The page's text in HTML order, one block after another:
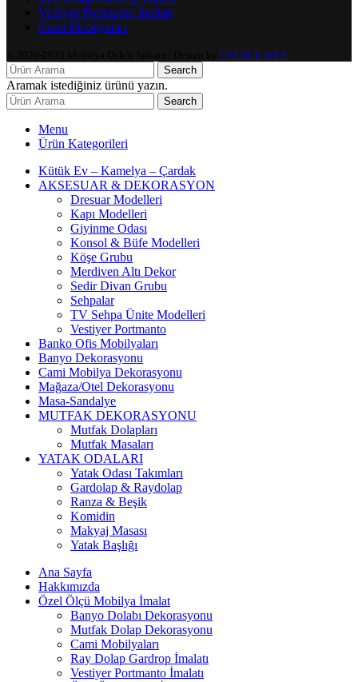
Vestiyer Portmanto İmalatı
Cami Mobilyaları
ÜNLÜER WEB
Search
Aramak istediğiniz ürünü yazın.
Search
Menu
Ürün Kategorileri
Kütük Ev – Kamelya – Çardak
AKSESUAR & DEKORASYON
Dresuar Modelleri
Kapı Modelleri
Giyinme Odası
Konsol & Büfe Modelleri
Köşe Grubu
Merdiven Altı Dekor
Sedir Divan Grubu
Sehpalar
TV Sehpa Ünite Modelleri
Vestiyer Portmanto
Banko Ofis Mobilyaları
Banyo Dekorasyonu
Cami Mobilya Dekorasyonu
Mağaza/Otel Dekorasyonu
Masa-Sandalye
MUTFAK DEKORASYONU
Mutfak Dolapları
Mutfak Masaları
YATAK ODALARI
Yatak Odası Takımları
Gardolap & Raydolap
Ranza & Beşik
Komidin
Makyaj Masası
Yatak Başlığı
Ana Sayfa
Hakkımızda
Özel Ölçü Mobilya İmalat
Banyo Dolabı Dekorasyonu
Mutfak Dolap Dekorasyonu
Cami Mobilyaları
Ray Dolap Gardrop İmalatı
Vestiyer Portmanto İmalatı